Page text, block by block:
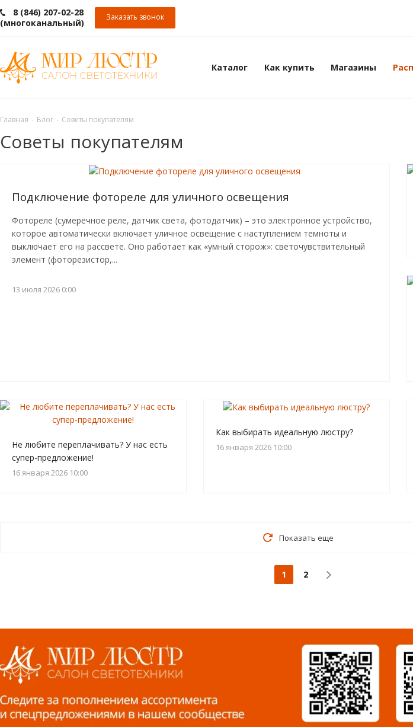
8 (846) 207-02-28
(многоканальный)
Заказать звонок
Каталог Как купить Магазины
Главная - Блог - Советы покупателям
Советы покупателям
Подключение фотореле для уличного освещения
Фотореле (сумеречное реле, датчик света, фотодатчик) – это электронное устройство,
которое автоматически включает уличное освещение с наступлением темноты и
выключает его на рассвете. Оно работает как «умный сторож»: светочувствительный
элемент (фоторезистор,...
13 июля 2026 0:00
Не любите переплачивать? У нас есть
супер-предложение!
16 января 2026 10:00
Как выбирать идеальную люстру?
16 января 2026 10:00
Показать еще
1 2